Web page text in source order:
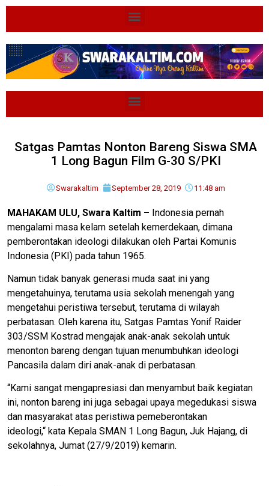
Satgas Pamtas Nonton Bareng Siswa SMA
1 Long Bagun Film G-30 S/PKI
Swarakaltim September 28, 2019 11:48 am
MAHAKAM ULU, Swara Kaltim – Indonesia pernah
mengalami masa kelam setelah kemerdekaan, dimana
pemberontakan ideologi dilakukan oleh Partai Komunis
Indonesia (PKI) pada tahun 1965.
Namun tidak banyak generasi muda saat ini yang
mengetahuinya, terutama usia sekolah menengah yang
mengetahui peristiwa tersebut, terutama di wilayah
perbatasan. Oleh karena itu, Satgas Pamtas Yonif Raider
303/SSM Kostrad mengajak anak-anak sekolah untuk
menonton bareng dengan tujuan menumbuhkan ideologi
Pancasila dalam diri anak-anak di perbatasan.
“Kami sangat mengapresiasi dan menyambut baik kegiatan
ini, nonton bareng ini juga sebagai upaya megedukasi siswa
dan masyarakat atas peristiwa pemeberontakan
ideologi,“ kata Kepala SMAN 1 Long Bagun, Juk Hajang, di
sekolahnya, Jumat (27/9/2019) kemarin.